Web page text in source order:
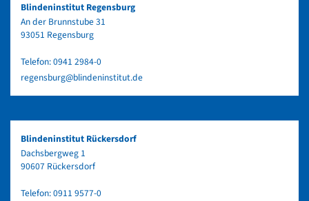
Blindeninstitut Regensburg
An der Brunnstube 31
93051 Regensburg
Telefon:0941 2984-0
regensburg@blindeninstitut.de
Blindeninstitut Rückersdorf
Dachsbergweg 1
90607 Rückersdorf
Telefon:0911 9577-0